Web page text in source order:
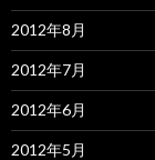
2012年8月
2012年7月
2012年6月
2012年5月